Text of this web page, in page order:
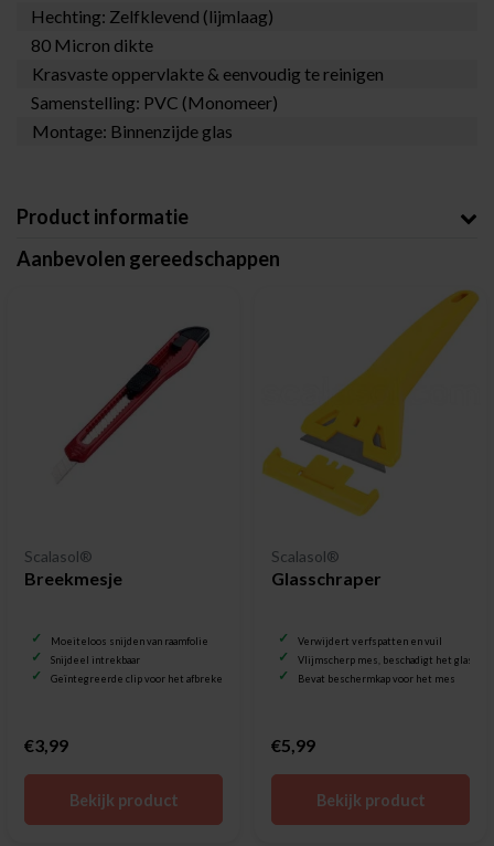
Hechting: Zelfklevend (lijmlaag)
80 Micron dikte
Krasvaste oppervlakte & eenvoudig te reinigen
Samenstelling: PVC (Monomeer)
Montage: Binnenzijde glas
Product informatie
Aanbevolen gereedschappen
Scalasol®
Breekmesje
Moeiteloos snijden van raamfolie
Snijdeel intrekbaar
Geïntegreerde clip voor het afbreken van botte mesjes
€3,99
Bekijk product
Scalasol®
Glasschraper
Verwijdert verfspatten en vuil
Vlijmscherp mes, beschadigt het glas niet
Bevat beschermkap voor het mes
€5,99
Bekijk product